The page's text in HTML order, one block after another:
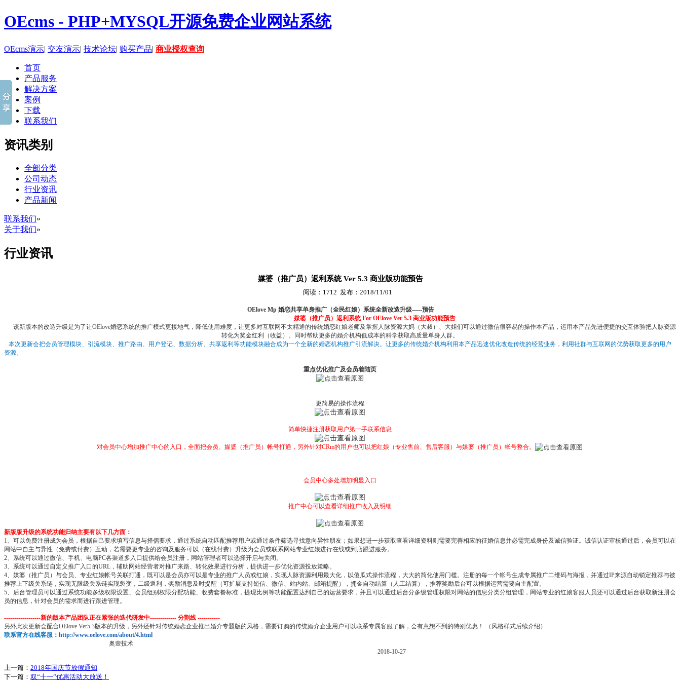
OEcms - PHP+MYSQL开源免费企业网站系统
OEcms演示| 交友演示| 技术论坛| 购买产品| 商业授权查询
首页
产品服务
解决方案
案例
下载
联系我们
资讯类别
全部分类
公司动态
行业资讯
产品新闻
联系我们»
关于我们»
行业资讯
媒婆（推广员）返利系统 Ver 5.3 商业版功能预告
阅读： 1712 发布：2018/11/01
OElove Mp 婚恋共享单身推广（全民红娘）系统全新改造升级-----预告
媒婆（推广员）返利系统 For OElove Ver 5.3 商业版功能预告
该新版本的改造升级是为了让OElove婚恋系统的推广模式更接地气，降低使用难度，让更多对互联网不太精通的传统婚恋红娘老师及掌握人脉资源大妈（大叔）、大姐们可以通过微信很容易的操作本产品，运用本产品先进便捷的交互体验把人脉资源
转化为奖金红利（收益）。同时帮助更多的婚介机构低成本的科学获取高质量单身人群。
本次更新会把会员管理模块、引流模块、推广路由、用户登记、数据分析、共享返利等功能模块融合成为一个全新的婚恋机构推广引流解决。让更多的传统婚介机构利用本产品迅速优化改造传统的经营业务，利用社群与互联网的优势获取更多的用户
资源。
重点优化推广及会员着陆页
更简易的操作流程
简单快捷注册获取用户第一手联系信息
对会员中心增加推广中心的入口，全面把会员、媒婆（推广员）帐号打通，另外针对CRm的用户也可以把红娘（专业售前、售后客服）与媒婆（推广员）帐号整合。
会员中心多处增加明显入口
推广中心可以查看详细推广收入及明细
新版版升级的系统功能归纳主要有以下几方面：
1、可以免费注册成为会员，根据自己要求填写信息与择偶要求，通过系统自动匹配推荐用户或通过条件筛选寻找意向异性朋友；如果想进一步获取查看详细资料则需要完善相应的征婚信息并必需完成身份及诚信验证。诚信认证审核通过后，会员可以在
网站中自主与异性（免费或付费）互动，若需要更专业的咨询及服务可以（在线付费）升级为会员或联系网站专业红娘进行在线或到店跟进服务。
2、系统可以通过微信、手机、电脑PC各渠道多入口提供给会员注册，网站管理者可以选择开启与关闭。
3、系统可以通过自定义推广入口的URL ，辅助网站经营者对推广来路、转化效果进行分析，提供进一步优化资源投放策略。
4、媒婆（推广员）与会员、专业红娘帐号关联打通，既可以是会员亦可以是专业的推广人员或红娘，实现人脉资源利用最大化，以傻瓜式操作流程，大大的简化使用门槛。注册的每一个帐号生成专属推广二维码与海报，并通过IP来源自动锁定推荐与被
推荐上下级关系链，实现无限级关系链实现裂变，二级返利，奖励消息及时提醒（可扩展支持短信、微信、站内站、邮箱提醒），拥金自动结算（人工结算），推荐奖励后台可以根据运营需要自主配置。
5、后台管理员可以通过系统功能多级权限设置、会员组别权限分配功能、收费套餐标准，提现比例等功能配置达到自己的运营要求，并且可以通过后台分多级管理权限对网站的信息分类分组管理，网站专业的红娘客服人员还可以通过后台获取新注册会
员的信息，针对会员的需求而进行跟进管理。
------------------新的版本产品团队正在紧张的迭代研发中------------- 分割线 -----------
另外此次更新会配合OElove Ver5.3版本的升级，另外还针对传统婚恋企业推出婚介专题版的风格，需要订购的传统婚介企业用户可以联系专属客服了解，会有意想不到的特别优惠！ （风格样式后续介绍）
联系官方在线客服： http://www.oelove.com/about/4.html
奥壹技术
2018-10-27
上一篇： 2018年国庆节放假通知
下一篇： 双“十一”优惠活动大放送！